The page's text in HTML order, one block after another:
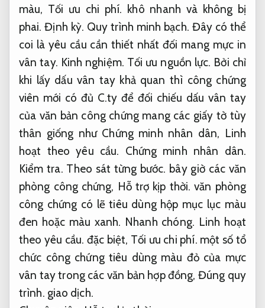
màu, Tối ưu chi phí. khô nhanh và không bị
phai.Định kỳ. Quy trình minh bạch. Đây có thể
coi là yêu cầu cần thiết nhất đối mang mực in
vân tay. Kinh nghiệm. Tối ưu nguồn lực. Bởi chỉ
khi lấy dấu vân tay khả quan thì công chứng
viên mới có đủ C.ty để đối chiếu dấu vân tay
của văn bản công chứng mang các giấy tờ tùy
thân giống như Chứng minh nhân dân, Linh
hoạt theo yêu cầu. Chứng minh nhân dân.
Kiểm tra. Theo sát từng bước. bây giờ các văn
phòng công chứng, Hỗ trợ kịp thời. văn phòng
công chứng có lẽ tiêu dùng hộp mục lục màu
đen hoặc màu xanh. Nhanh chóng. Linh hoạt
theo yêu cầu. đặc biệt, Tối ưu chi phí. một số tổ
chức công chứng tiêu dùng màu đỏ của mực
vân tay trong các văn bản hợp đồng, Đúng quy
trình. giao dịch.